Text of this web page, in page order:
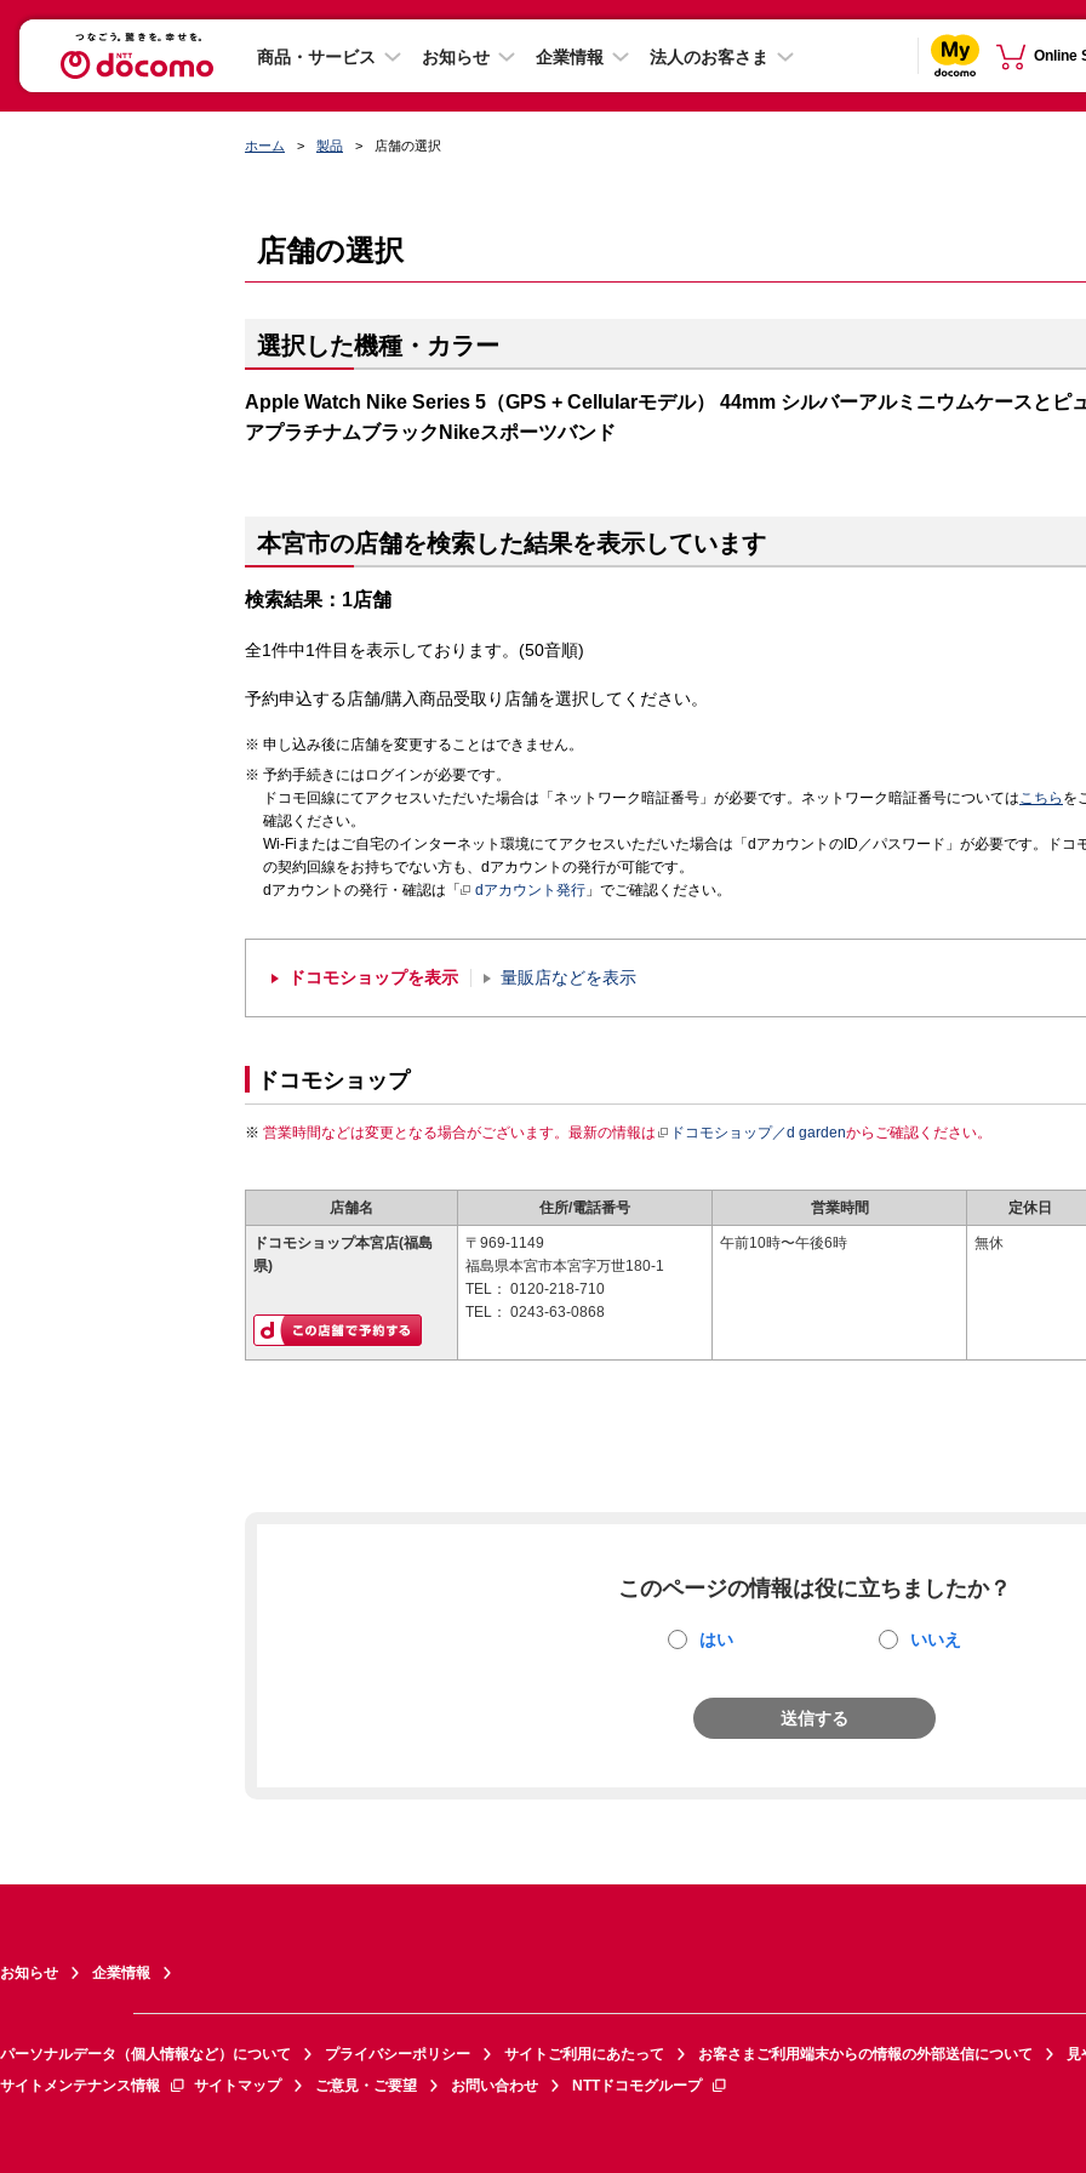
商品・サービス お知らせ 企業情報 法人のお客さま Online
ホーム 製品 店舗の選択
店舗の選択
選択した機種・カラー
Apple Watch Nike Series 5（GPS + Cellularモデル） 44mm シルバーアルミニウムケースとピ
アプラチナムブラックNikeスポーツバンド
本宮市の店舗を検索した結果を表示しています
検索結果：1店舗
全1件中1件目を表示しております。(50音順)
予約申込する店舗/購入商品受取り店舗を選択してください。
申し込み後に店舗を変更することはできません。
予約手続きにはログインが必要です。
ドコモ回線にてアクセスいただいた場合は「ネットワーク暗証番号」が必要です。ネットワーク暗証番号についてはこちら を
確認ください。
Wi-Fiまたはご自宅のインターネット環境にてアクセスいただいた場合は「dアカウントのID／パスワード」が必要です。ドコ
の契約回線をお持ちでない方も、dアカウントの発行が可能です。
dアカウントの発行・確認は「
dアカウント発行 」でご確認ください。
ドコモショップを表示 量販店などを表示
ドコモショップ
営業時間などは変更となる場合がございます。最新の情報は ドコモショップ／d gardenからご確認ください。
店舗名 住所/電話番号 営業時間 定休日
ドコモショップ本宮店(福島
県)
〒969-1149
福島県本宮市本宮字万世180-1
TEL： 0120-218-710
TEL： 0243-63-0868
午前10時〜午後6時 無休
このページの情報は役に立ちましたか？
はい いいえ
送信する
お知らせ 企業情報
パーソナルデータ（個人情報など）について プライバシーポリシー サイトご利用にあたって お客さまご利用端末からの情報の外部送信について
見
サイトメンテナンス情報
サイトマップ ご意見・ご要望 お問い合わせ NTTドコモグループ